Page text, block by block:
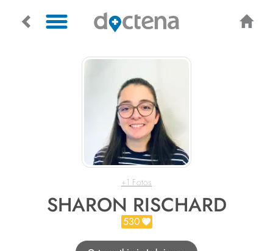
+1 Fotos
SHARON RISCHARD
530